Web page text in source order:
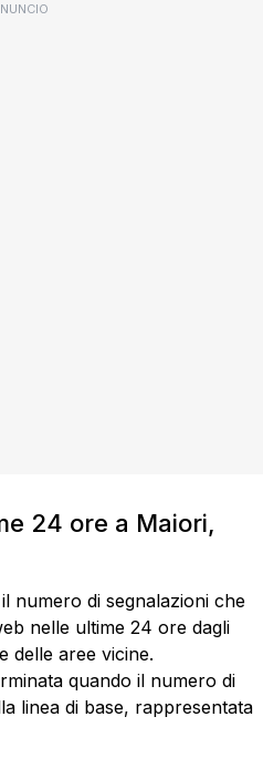
24 ore a Maiori,
numero di segnalazioni che
nelle ultime 24 ore dagli
delle aree vicine.
quando il numero di
linea di base, rappresentata